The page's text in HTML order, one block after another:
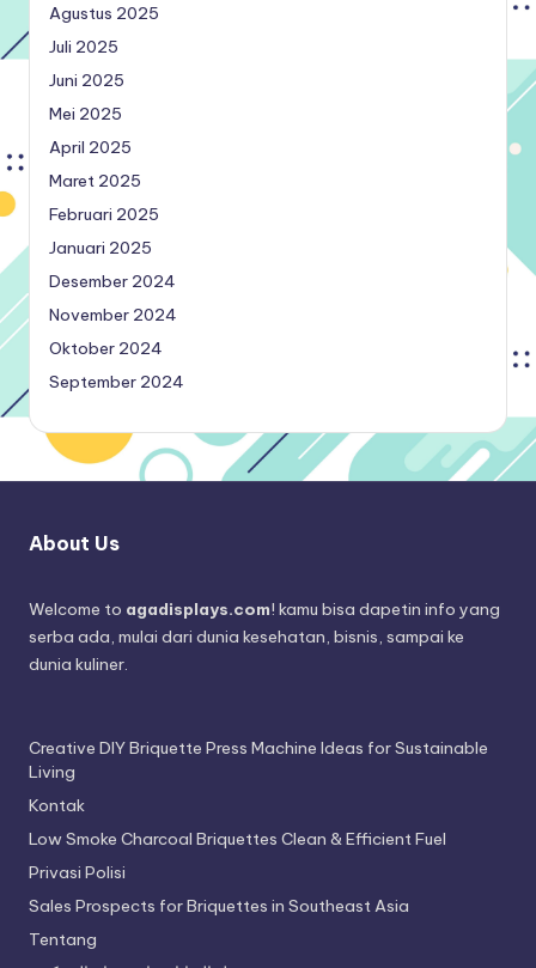
Agustus 2025
Juli 2025
Juni 2025
Mei 2025
April 2025
Maret 2025
Februari 2025
Januari 2025
Desember 2024
November 2024
Oktober 2024
September 2024
About Us
Welcome to agadisplays.com! kamu bisa dapetin info yang
serba ada, mulai dari dunia kesehatan, bisnis, sampai ke
dunia kuliner.
Creative DIY Briquette Press Machine Ideas for Sustainable
Living
Kontak
Low Smoke Charcoal Briquettes Clean & Efficient Fuel
Privasi Polisi
Sales Prospects for Briquettes in Southeast Asia
Tentang